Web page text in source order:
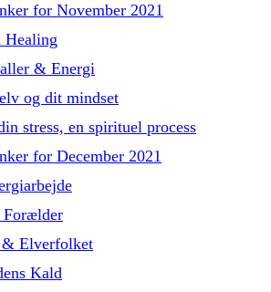
for November 2021
Healing
& Energi
og dit mindset
stress, en spirituel process
for December 2021
Forælder
& Elverfolket
Kald